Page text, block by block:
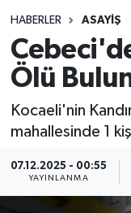
HABERLER ASAYİŞ
Ölü
Kocaeli'nin
mahallesinde 1
07.12.2025 - 00:55
YAYINLANMA